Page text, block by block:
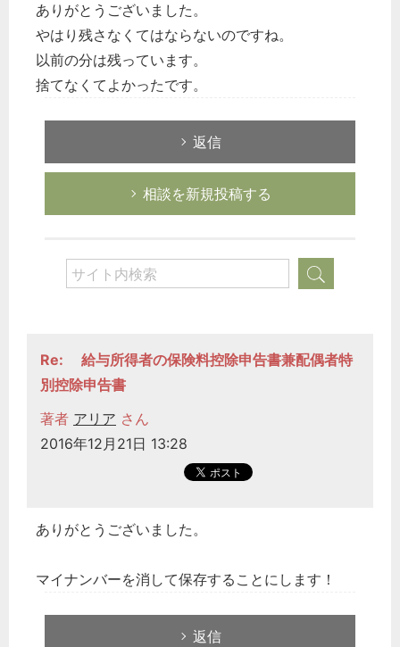
ありがとうございました。
やはり残さなくてはならないのですね。
以前の分は残っています。
捨てなくてよかったです。
返信
相談を新規投稿する
Re: 給与所得者の保険料控除申告書兼配偶者特
別控除申告書
著者 アリア さん
2016年12月21日 13:28
ありがとうございました。
マイナンバーを消して保存することにします！
返信